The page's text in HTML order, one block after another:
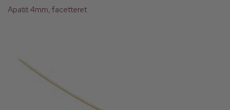
Apatit 4mm, facetteret